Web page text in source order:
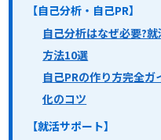
【自己分析・自己PR】
自己分析はなぜ必要?
方法10選
自己PRの作り方完全
化のコツ
【就活サポート】